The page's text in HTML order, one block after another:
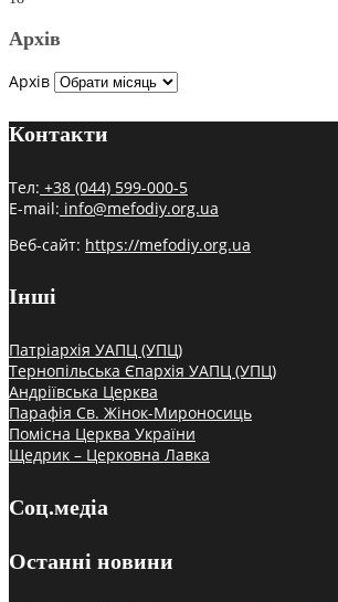
Архів
Архів
Контакти
Тел: +38 (044) 599-000-5
E-mail: info@mefodiy.org.ua
Веб-сайт: https://mefodiy.org.ua
Інші
Патріархія УАПЦ (УПЦ)
Тернопільська Єпархія УАПЦ (УПЦ)
Андріївська Церква
Парафія Св. Жінок-Мироносиць
Помісна Церква України
Щедрик – Церковна Лавка
Соц.медіа
Останні новини